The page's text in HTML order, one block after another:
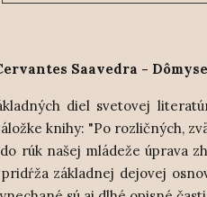
Saavedra -
diel svetovej
knihy: "Po rozličných,
rúk našej mládeže úprava
základnej dejovej